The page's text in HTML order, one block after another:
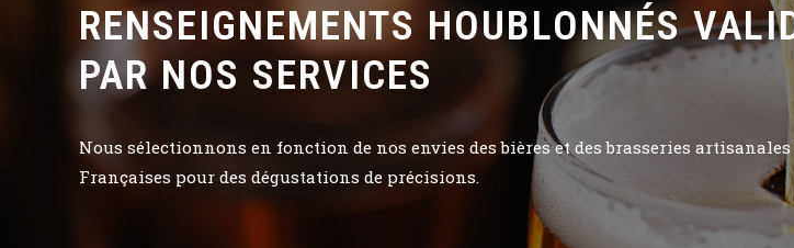
RENSEIGNEMENTS HOUBLONNÉS
PAR NOS SERVICES
Nous sélectionnons en fonction de nos envies des bières et des brasseries artisanales
Françaises pour des dégustations de précisions.